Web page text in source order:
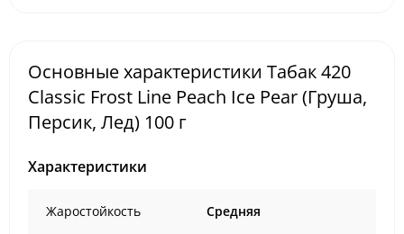
Основные характеристики Табак 420
Classic Frost Line Peach Ice Pear (Груша,
Персик, Лед) 100 г
Характеристики
Жаростойкость Средняя